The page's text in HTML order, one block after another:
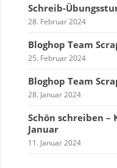
Schreib-
28. Februar 2024
Bloghop Team
25. Februar 2024
Bloghop Team
28. Januar 2024
Schön schreiben –
Januar
11. Januar 2024